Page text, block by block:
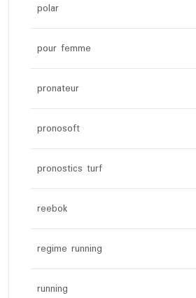
polar
pour femme
pronateur
pronosoft
pronostics turf
reebok
regime running
running